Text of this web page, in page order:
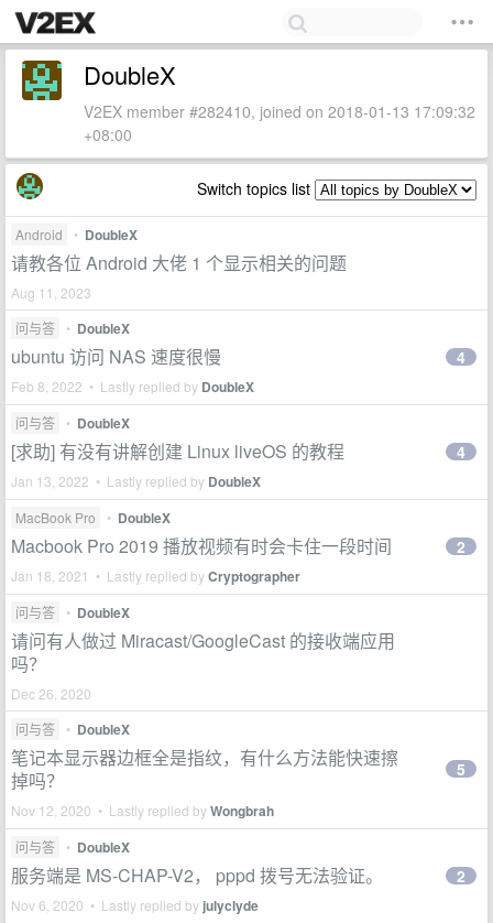
DoubleX
V2EX member #282410, joined on 2018-01-13 17:09:32
+08:00
Switch topics list
Android • DoubleX
请教各位 Android 大佬 1 个显示相关的问题
Aug 11, 2023
问与答
• DoubleX
ubuntu 访问 NAS 速度很慢
Feb 8, 2022 • Lastly replied by DoubleX
4
问与答 • DoubleX
[求助] 有没有讲解创建 Linux liveOS 的教程
Jan 13, 2022 • Lastly replied by DoubleX
4
MacBook Pro • DoubleX
Macbook Pro 2019 播放视频有时会卡住一段时间
Jan 18, 2021 • Lastly replied byCryptographer
2
问与答 • DoubleX
请问有人做过 Miracast/GoogleCast 的接收端应用
吗？
Dec 26, 2020
问与答
• DoubleX
笔记本显示器边框全是指纹，有什么方法能快速擦
掉吗？
Nov 12, 2020 • Lastly replied byWongbrah
5
问与答 • DoubleX
服务端是 MS-CHAP-V2， pppd 拨号无法验证。
Nov 6, 2020 • Lastly replied by julyclyde
2